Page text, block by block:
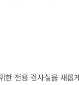
한 전용 검사실을 새롭게